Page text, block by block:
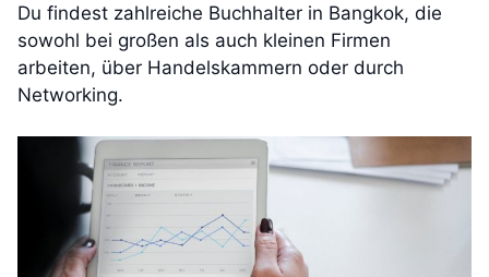
Du findest zahlreiche Buchhalter in Bangkok, die
sowohl bei großen als auch kleinen Firmen
arbeiten, über Handelskammern oder durch
Networking.